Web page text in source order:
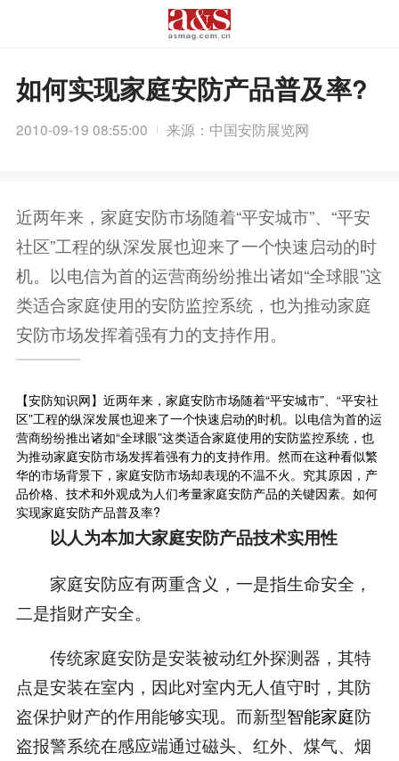
如何实现家庭安防产品普及率?
2010-09-19 08:55:00 来源：中国安防展览网
近两年来，家庭安防市场随着“平安城市”、“平安
社区”工程的纵深发展也迎来了一个快速启动的时
机。以电信为首的运营商纷纷推出诸如“全球眼”这
类适合家庭使用的安防监控系统，也为推动家庭
安防市场发挥着强有力的支持作用。
【安防知识网】近两年来，家庭安防市场随着“平安城市”、“平安社
区”工程的纵深发展也迎来了一个快速启动的时机。以电信为首的运
营商纷纷推出诸如“全球眼”这类适合家庭使用的安防监控系统，也
为推动家庭安防市场发挥着强有力的支持作用。然而在这种看似繁
华的市场背景下，家庭安防市场却表现的不温不火。究其原因，产
品价格、技术和外观成为人们考量家庭安防产品的关键因素。如何
实现家庭安防产品普及率?
以人为本加大家庭安防产品技术实用性
家庭安防应有两重含义，一是指生命安全，
二是指财产安全。
传统家庭安防是安装被动红外探测器，其特
点是安装在室内，因此对室内无人值守时，其防
盗保护财产的作用能够实现。而新型智能家庭防
盗报警系统在感应端通过磁头、红外、煤气、烟